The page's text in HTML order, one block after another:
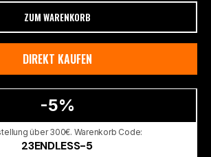
ZUM WARENKORB
DIREKT KAUFEN
-5%
über 300€. Warenkorb Code:
23ENDLESS-5